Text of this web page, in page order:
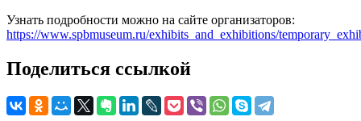
Узнать подробности можно на сайте организаторов:
https://www.spbmuseum.ru/exhibits_and_exhibitions/
Поделиться ссылкой